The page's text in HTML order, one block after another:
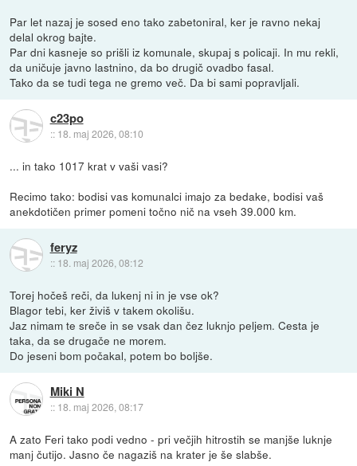
Par let nazaj je sosed eno tako zabetoniral, ker je ravno nekaj
delal okrog bajte.
Par dni kasneje so prišli iz komunale, skupaj s policaji. In mu rekli,
da uničuje javno lastnino, da bo drugič ovadbo fasal.
Tako da se tudi tega ne gremo več. Da bi sami popravljali.
c23po
:: 18. maj 2026, 08:10
... in tako 1017 krat v vaši vasi?
Recimo tako: bodisi vas komunalci imajo za bedake, bodisi vaš
anekdotičen primer pomeni točno nič na vseh 39.000 km.
feryz
:: 18. maj 2026, 08:12
Torej hočeš reči, da lukenj ni in je vse ok?
Blagor tebi, ker živiš v takem okolišu.
Jaz nimam te sreče in se vsak dan čez luknjo peljem. Cesta je
taka, da se drugače ne morem.
Do jeseni bom počakal, potem bo boljše.
Miki N
:: 18. maj 2026, 08:17
A zato Feri tako podi vedno - pri večjih hitrostih se manjše luknje
manj čutijo. Jasno če nagaziš na krater je še slabše.